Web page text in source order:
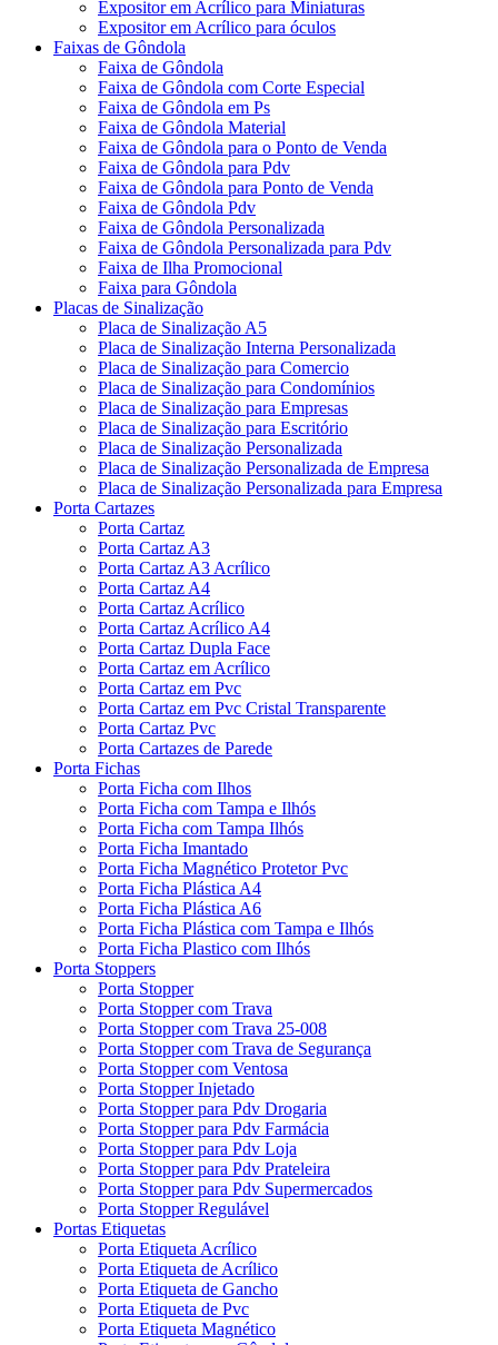
Expositor em Acrílico para Miniaturas
Expositor em Acrílico para óculos
Faixas de Gôndola
Faixa de Gôndola
Faixa de Gôndola com Corte Especial
Faixa de Gôndola em Ps
Faixa de Gôndola Material
Faixa de Gôndola para o Ponto de Venda
Faixa de Gôndola para Pdv
Faixa de Gôndola para Ponto de Venda
Faixa de Gôndola Pdv
Faixa de Gôndola Personalizada
Faixa de Gôndola Personalizada para Pdv
Faixa de Ilha Promocional
Faixa para Gôndola
Placas de Sinalização
Placa de Sinalização A5
Placa de Sinalização Interna Personalizada
Placa de Sinalização para Comercio
Placa de Sinalização para Condomínios
Placa de Sinalização para Empresas
Placa de Sinalização para Escritório
Placa de Sinalização Personalizada
Placa de Sinalização Personalizada de Empresa
Placa de Sinalização Personalizada para Empresa
Porta Cartazes
Porta Cartaz
Porta Cartaz A3
Porta Cartaz A3 Acrílico
Porta Cartaz A4
Porta Cartaz Acrílico
Porta Cartaz Acrílico A4
Porta Cartaz Dupla Face
Porta Cartaz em Acrílico
Porta Cartaz em Pvc
Porta Cartaz em Pvc Cristal Transparente
Porta Cartaz Pvc
Porta Cartazes de Parede
Porta Fichas
Porta Ficha com Ilhos
Porta Ficha com Tampa e Ilhós
Porta Ficha com Tampa Ilhós
Porta Ficha Imantado
Porta Ficha Magnético Protetor Pvc
Porta Ficha Plástica A4
Porta Ficha Plástica A6
Porta Ficha Plástica com Tampa e Ilhós
Porta Ficha Plastico com Ilhós
Porta Stoppers
Porta Stopper
Porta Stopper com Trava
Porta Stopper com Trava 25-008
Porta Stopper com Trava de Segurança
Porta Stopper com Ventosa
Porta Stopper Injetado
Porta Stopper para Pdv Drogaria
Porta Stopper para Pdv Farmácia
Porta Stopper para Pdv Loja
Porta Stopper para Pdv Prateleira
Porta Stopper para Pdv Supermercados
Porta Stopper Regulável
Portas Etiquetas
Porta Etiqueta Acrílico
Porta Etiqueta de Acrílico
Porta Etiqueta de Gancho
Porta Etiqueta de Pvc
Porta Etiqueta Magnético